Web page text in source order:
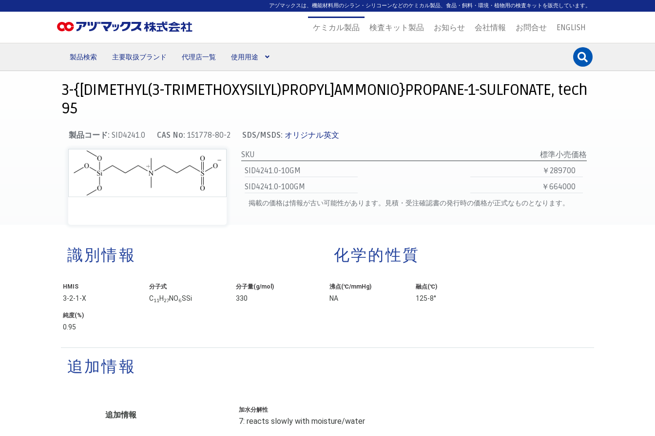
アヅマックスは、機能材料用のシラン・シリコーンなどのケミカル製品、食品・飼料・環境・植物用の検査キットを販売しています。
ケミカル製品 検査キット製品 お知らせ 会社情報 お問合せ ENGLISH
製品検索 主要取扱ブランド 代理店一覧 使用用途
3-{[DIMETHYL(3-TRIMETHOXYSILYL)PROPYL]AMMONIO}PROPANE-1-SULFONATE, tech
95
製品コード:SID4241.0 CAS No:151778-80-2 SDS/MSDS: オリジナル英文
SKU
標準小売価格
SID4241.0-10GM
￥289700
SID4241.0-100GM
￥664000
掲載の価格は情報が古い可能性があります。見積・受注確認書の発行時の価格が正式なものとなります。
識別情報
HMIS
3-2-1-X
分子式
C11H27NO6SSi
分子量(g/mol)
330
純度(%)
0.95
化学的性質
沸点(℃/mmHg)
NA
融点(℃)
125-8°
追加情報
追加情報
加水分解性
7: reacts slowly with moisture/water